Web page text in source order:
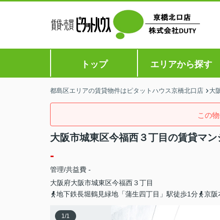
トップ エリアから探す
都島区エリアの賃貸物件はピタットハウス京橋北口店 大
この
大阪市城東区今福西３丁目の賃貸マン
-
管理/共益費 -
大阪府大阪市城東区今福西３丁目
地下鉄長堀鶴見緑地「蒲生四丁目」駅徒歩1分
京阪
1/1